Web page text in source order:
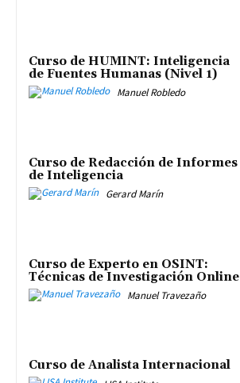
Curso de HUMINT: Inteligencia
de Fuentes Humanas (Nivel 1)
Manuel Robledo
Curso de Redacción de Informes
de Inteligencia
Gerard Marín
Curso de Experto en OSINT:
Técnicas de Investigación Online
Manuel Travezaño
Curso de Analista Internacional